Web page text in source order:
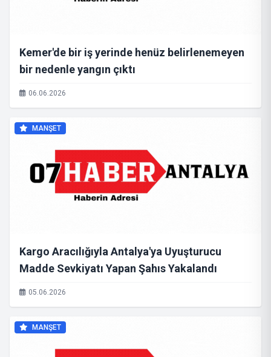
Kemer'de bir iş yerinde henüz belirlenemeyen
bir nedenle yangın çıktı
06.06.2026
MANŞET
Kargo Aracılığıyla Antalya'ya Uyuşturucu
Madde Sevkiyatı Yapan Şahıs Yakalandı
05.06.2026
MANŞET